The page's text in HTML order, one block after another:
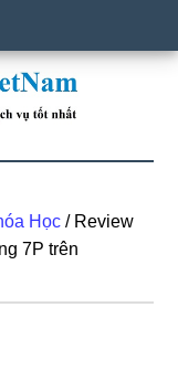
Học /Review
7P trên